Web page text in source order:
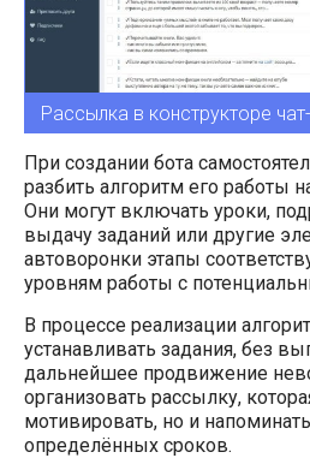
Рассылка в конструкторе
При создании бота
разбить алгоритм его работы
Они могут включать уроки,
выдачу заданий или другие
автоворонки этапы
уровням работы с
В процессе реализации
устанавливать задания, без
дальнейшее продвижение
организовать рассылку,
мотивировать, но и
определённых сроков.